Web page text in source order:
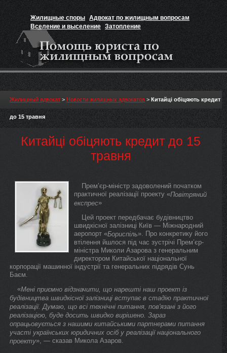
Жилищные споры Адвокат по жилищным вопросам
Вселение и выселение Затопление
Признание прав на жильё
Жилищный адвокат > Новости жилищных адвокатов > Китайці обіцяють кредит
до 15 травня
Китайці обіцяють кредит до 15
травня
Прем’єр-міністр задоволений початком
практичної реалізації проекту «Повітряний
експрес»
Цей проект передбачає будівництво
швидкісної залізниці Київ — Міжнародний
аеропорт «Бориспіль». Про конкретику його
втілення йшлося під час зустрічі Прем’єр-
міністра Миколи Азарова з генеральним
директором Китайської національної
корпорації машинної індустрії та генеральних підрядів Сунь
Баєм.
«Мені приємно відзначити, що нарешті наш проект із
будівництва швидкісної залізниці вступає в стадію практичної
реалізації. Думаю, що всі технічні питання, пов'язані з його
реалізацією, буде досить швидко вирішено. Зараз
опрацьовується з нашими китайськими партнерами питання
участі українських юридичних осіб у реалізації національного
проекту», — сказав Микола Азаров.